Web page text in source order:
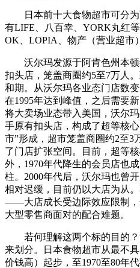
日本前十大食物超市可分为
有LIFE、八百幸、YORK丸红
OK、LOPIA、物产（营业超市
沃尔玛发源于阿肯色州本顿
扣头店，笼盖商圈约5至7万人
和期。从沃尔玛各业态门店数
在1995年达到峰值，之后需要
将大卖场业态带入美国，沃尔
手原有扣头店，构成了超等核
市”形成，超市笼盖商圈约2至3
了门店扩张空间。目前，超等
外，1970年代降生的会员店也
柱。2000年代后，沃尔玛也曾
相对迟缓，目前仍以大店为从
——大店成长受边际效应限制，
大型零售商面对的配合难题。
若何理解这两个标的目的？
来划分。日本食物超市从最不
价钱高）起步，至1970至80年